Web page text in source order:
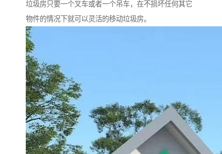
垃圾房只要一个叉车或者一个吊车，在不损坏任何其它
物件的情况下就可以灵活的移动垃圾房。